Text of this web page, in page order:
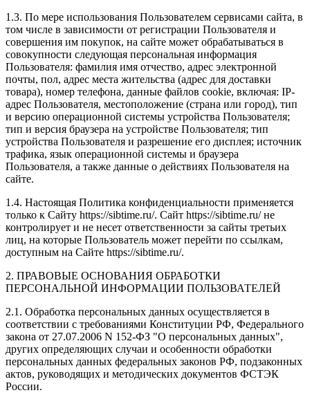
1.3. По мере использования Пользователем сервисами сайта, в
том числе в зависимости от регистрации Пользователя и
совершения им покупок, на сайте может обрабатываться в
совокупности следующая персональная информация
Пользователя: фамилия имя отчество, адрес электронной
почты, пол, адрес места жительства (адрес для доставки
товара), номер телефона, данные файлов cookie, включая: IP-
адрес Пользователя, местоположение (страна или город), тип
и версию операционной системы устройства Пользователя;
тип и версия браузера на устройстве Пользователя; тип
устройства Пользователя и разрешение его дисплея; источник
трафика, язык операционной системы и браузера
Пользователя, а также данные о действиях Пользователя на
сайте.
1.4. Настоящая Политика конфиденциальности применяется
только к Сайту https://sibtime.ru/. Сайт https://sibtime.ru/ не
контролирует и не несет ответственности за сайты третьих
лиц, на которые Пользователь может перейти по ссылкам,
доступным на Сайте https://sibtime.ru/.
2. ПРАВОВЫЕ ОСНОВАНИЯ ОБРАБОТКИ
ПЕРСОНАЛЬНОЙ ИНФОРМАЦИИ ПОЛЬЗОВАТЕЛЕЙ
2.1. Обработка персональных данных осуществляется в
соответствии с требованиями Конституции РФ, Федерального
закона от 27.07.2006 N 152-ФЗ "О персональных данных",
других определяющих случаи и особенности обработки
персональных данных федеральных законов РФ, подзаконных
актов, руководящих и методических документов ФСТЭК
России.